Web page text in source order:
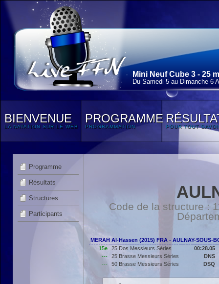
Mini Neuf Cube 3 - 25 m
Du Samedi 5 au Dimanche 6
BIENVENUE
LA NATATION SUR LE WEB
PROGRAMME
PROGRAMMATION POUR TOUT
Programme
Résultats
Structures
Participants
Code de la structure :
MERAH Al-Hassen (2015) FRA - AULNAY-SOUS-
15e
25 Dos Messieurs Séries
00:28.05
---
25 Brasse Messieurs Séries
DNS
---
50 Brasse Messieurs Séries DSQ